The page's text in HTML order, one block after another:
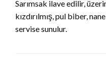
Sarımsak ilave edilir,
kızdırılmış, pul biber,
servise sunulur.